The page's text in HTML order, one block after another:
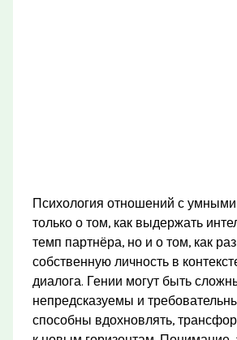
Психология отношений с
только о том, как выдержать
темп партнёра, но и о том, как
собственную личность в
диалога. Гении могут быть
непредсказуемы и
способны вдохновлять,